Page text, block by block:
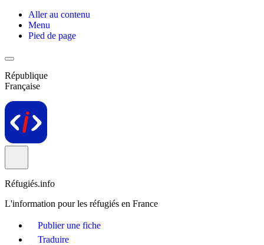
Aller au contenu
Menu
Pied de page
République
Française
Réfugiés.info
L'information pour les réfugiés en France
Publier une fiche
Traduire